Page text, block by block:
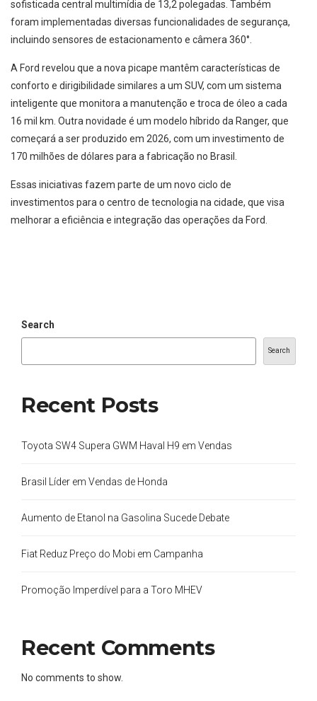
sofisticada central multimídia de 13,2 polegadas. Também
foram implementadas diversas funcionalidades de segurança,
incluindo sensores de estacionamento e câmera 360°.
A Ford revelou que a nova picape mantêm características de
conforto e dirigibilidade similares a um SUV, com um sistema
inteligente que monitora a manutenção e troca de óleo a cada
16 mil km. Outra novidade é um modelo híbrido da Ranger, que
começará a ser produzido em 2026, com um investimento de
170 milhões de dólares para a fabricação no Brasil.
Essas iniciativas fazem parte de um novo ciclo de
investimentos para o centro de tecnologia na cidade, que visa
melhorar a eficiência e integração das operações da Ford.
Search
Search
Recent Posts
Toyota SW4 Supera GWM Haval H9 em Vendas
Brasil Líder em Vendas de Honda
Aumento de Etanol na Gasolina Sucede Debate
Fiat Reduz Preço do Mobi em Campanha
Promoção Imperdível para a Toro MHEV
Recent Comments
No comments to show.